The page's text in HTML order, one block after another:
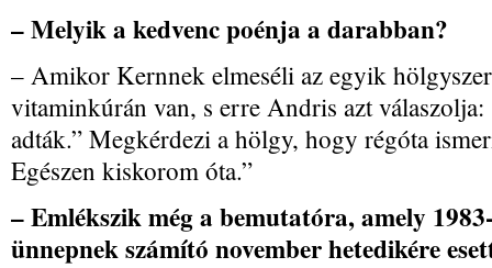
– Melyik a kedvenc poénja a darabban?
– Amikor Kernnek elmeséli az egyik
vitaminkúrán van, s erre Andris azt válaszolja:
adták.” Megkérdezi a hölgy, hogy régóta
Egészen kiskorom óta.”
– Emlékszik még a bemutatóra, amely
ünnepnek számító november hetedikére